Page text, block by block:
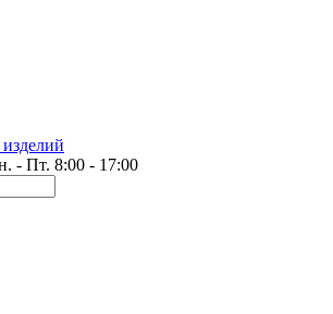
- Пт. 8:00 - 17:00